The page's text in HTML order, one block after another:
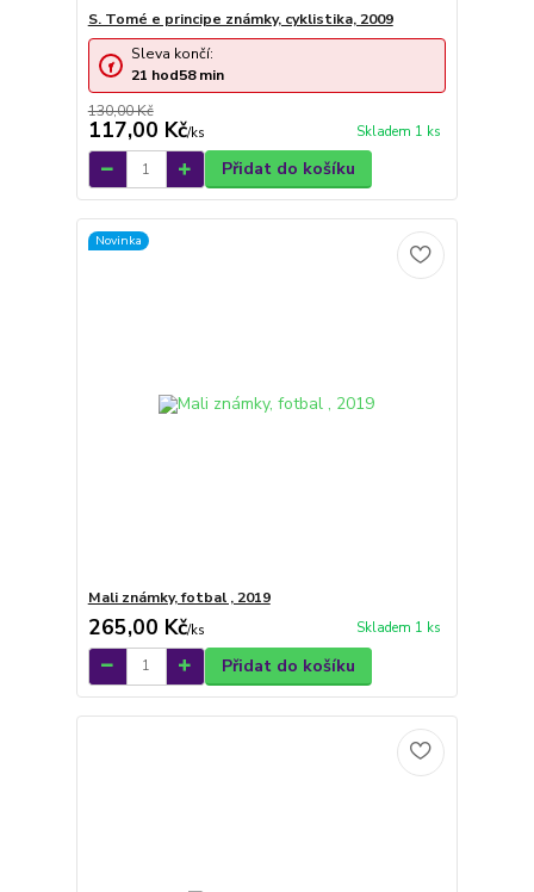
S. Tomé e principe známky, cyklistika, 2009
130,00 Kč
117,00 Kč/ks Skladem 1 ks
Sleva končí:
21 hod58min
Přidat do košíku
Novinka
Mali známky, fotbal , 2019
265,00 Kč/ks Skladem 1 ks
Přidat do košíku